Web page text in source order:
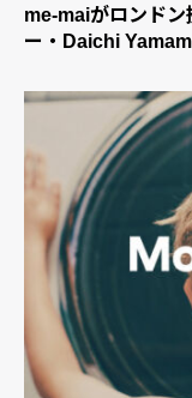
me-maiがロンド
ー・Daichi